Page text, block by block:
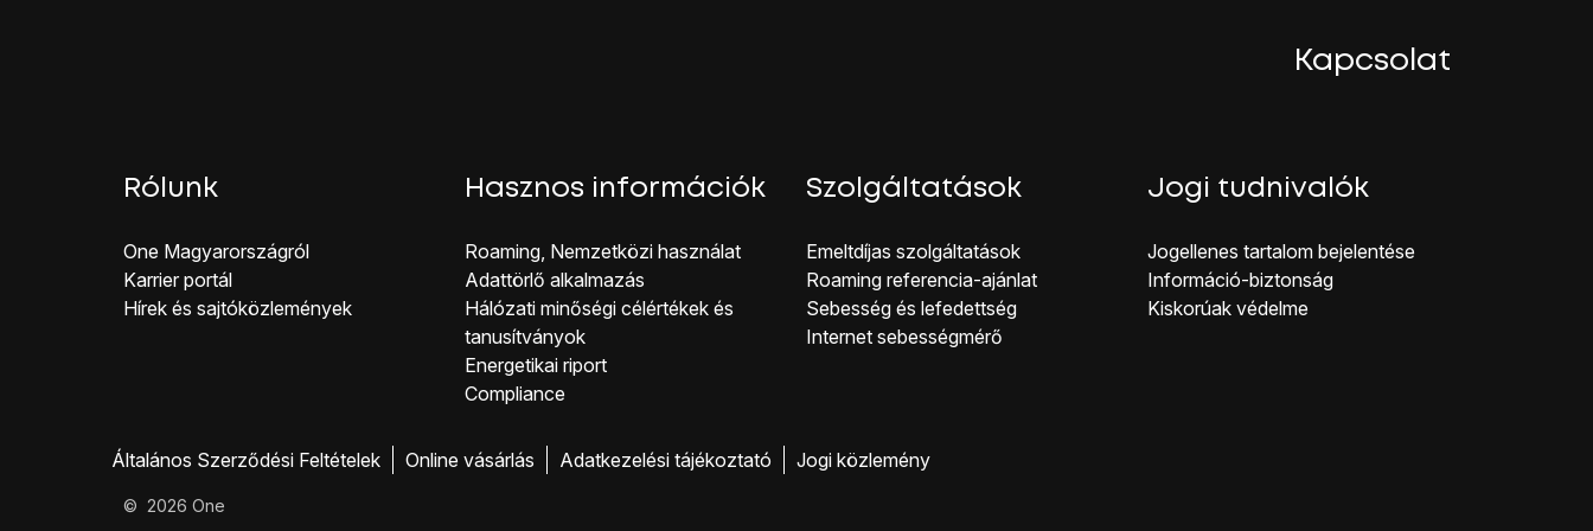
Kapcsolat
Rólunk
One Magyar országról
Karrier portál
Hírek és sajtóközlemények
Hasznos információk
Roaming, Nemzetközi használat
Adattörlő alkalmazás
Hálózati minőségi célérté kek és
tanusítványok
Energetikai riport
Co mpliance
Szolgáltatások
Emeltdíjas szolgáltatások
Roaming referencia-ajánlat
Sebesség és lefedettség
Internet sebességmérő
Jogi tudnivalók
Jogellenes ta rtalom bejelentése
Inf ormáció-biztonság
Kiskorúak véd elme
Általános Szerződési Feltételek Online vásárlás Adatkezelési tájékoztató Jogi közlemény
© 2026 One